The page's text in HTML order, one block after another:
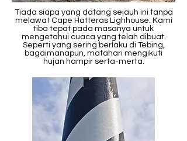
Tiada siapa yang datang sejauh ini tanpa
melawat Cape Hatteras Lighhouse. Kami
tiba tepat pada masanya untuk
mengetahui cuaca yang telah dibuat.
Seperti yang sering berlaku di Tebing,
bagaimanapun, matahari mengikuti
hujan hampir serta-merta.